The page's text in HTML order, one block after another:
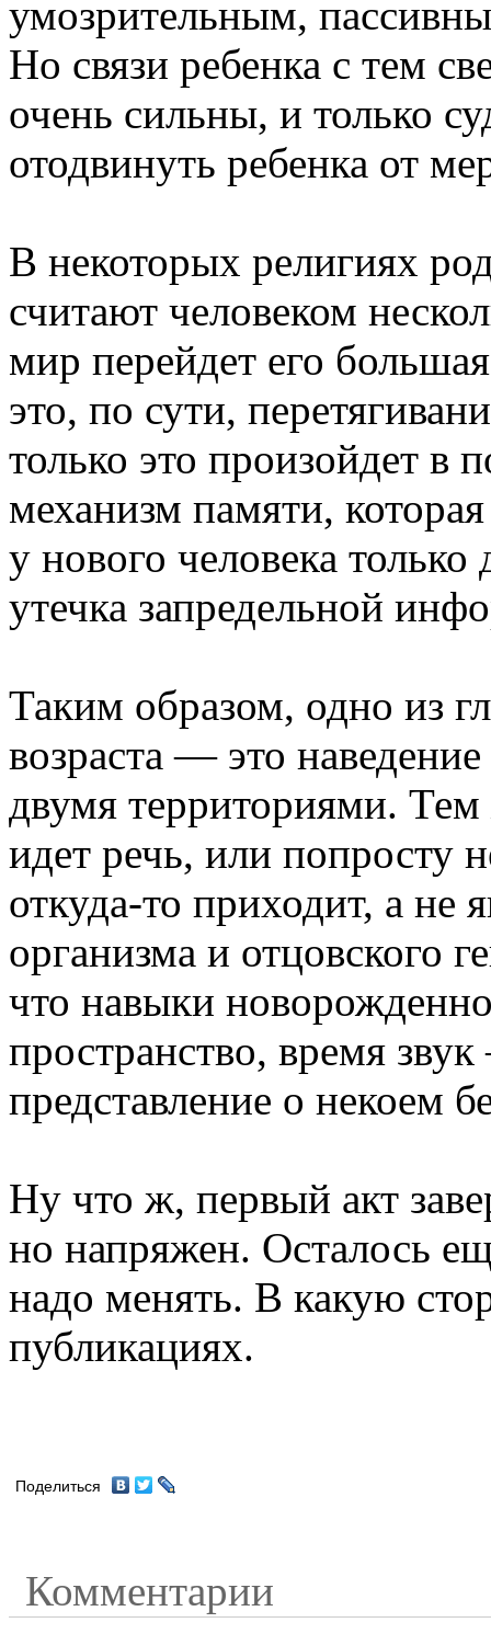
умозрительным,
Но связи ребенка с тем
очень сильны, и только
отодвинуть ребенка от
В некоторых религиях
считают человеком
мир перейдет его
это, по сути,
только это произойдет в
механизм памяти, которая
у нового человека
утечка запредельной
Таким образом, одно из
возраста — это
двумя территориями.
идет речь, или попросту
откуда-то приходит, а не
организма и отцовского
что навыки
пространство, время
представление о некоем
Ну что ж, первый акт
но напряжен. Осталось
надо менять. В какую
публикациях.
Поделиться
Комментарии